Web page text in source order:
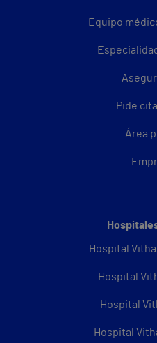
Equipo
Pide
Área
Hospital
Hospital
Hospital
Hospital